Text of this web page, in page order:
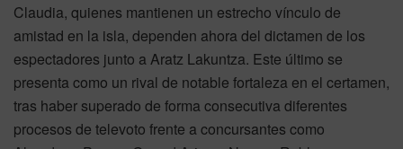
Claudia, quienes mantienen un estrecho vínculo de
amistad en la isla, dependen ahora del dictamen de los
espectadores junto a Aratz Lakuntza. Este último se
presenta como un rival de notable fortaleza en el certamen,
tras haber superado de forma consecutiva diferentes
procesos de televoto frente a concursantes como